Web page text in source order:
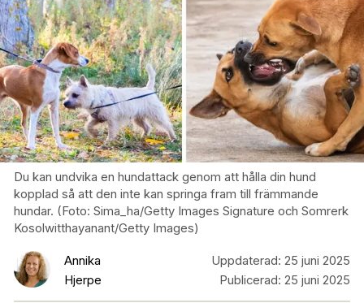
Du kan undvika en hundattack genom att hålla din hund
kopplad så att den inte kan springa fram till främmande
hundar. (Foto: Sima_ha/Getty Images Signature och Somrerk
Kosolwitthayanant/Getty Images)
Annika
Hjerpe
Uppdaterad: 25 juni 2025
Publicerad: 25 juni 2025